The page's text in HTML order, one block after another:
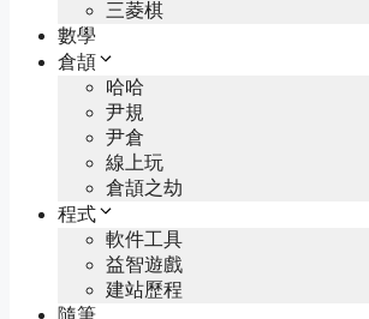
三菱棋
數學
倉頡
哈哈
尹規
尹倉
線上玩
倉頡之劫
程式
軟件工具
益智遊戲
建站歷程
隨筆